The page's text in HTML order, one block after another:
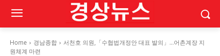
Home 경남종합
서천호 의원,「수협법개정안 대표 발의」…어촌계장 지
원체계 마련